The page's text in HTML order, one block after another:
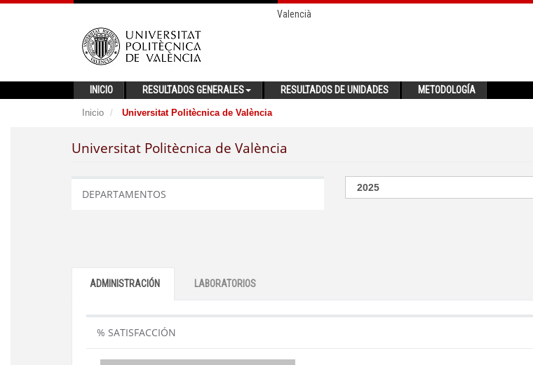
Valencià
INICIO RESULTADOS GENERALES RESULTADOS DE UNIDADES METODOLOGÍA
Inicio Universitat Politècnica de València
Universitat Politècnica de València
DEPARTAMENTOS
ADMINISTRACIÓN LABORATORIOS
% SATISFACCIÓN